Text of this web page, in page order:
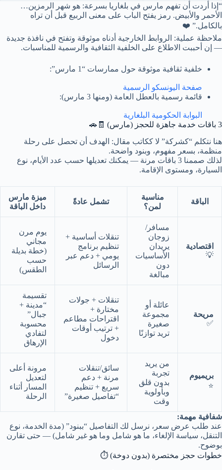
“إذا أردت أن تفهم مارس في بلغاريا بسرعة: هو شهر الرمزين…
الأحمر والأبيض. رمز يفتح الباب على معنى الربيع قبل أن تراه
بالكامل.” ❤️
ملاحظة عملية: الروابط الخارجية أدناه موثوقة وتفتح في نافذة جديدة
— إن أحببت الاطلاع على الخلفية الثقافية والرسمية للمناسبات.
خلفية ثقافية موثوقة حول ممارسات “1 مارس”:
صفحة اليونسكو الرسمية
قائمة رسمية بالعطل العامة (ومنها 3 مارس):
البوابة الحكومية البلغارية
3 باقات خدمة جاهزة للحجز (مارس) 🧾🚗
هنا نتكلم “كشركة” لا ككاتب مقال: الهدف أن تحصل على رحلة
منظمة، بسعر مفهوم، وبنود واضحة.
لذلك صممنا 3 باقات مرنة — يمكنك تعديلها حسب عدد الأيام، نوع
السيارة، ومستوى الإقامة.
الباقة
مناسبة
لمن؟
تشمل عادةً
ميزة مارس
داخل الباقة
اقتصادية
💡
مسافر/
زوجان
يريدان
الأساسيات
دون
مبالغة
تنقلات أساسية +
تنظيم برنامج
يومي + دعم عبر
الرسائل
يوم مرن
مجاني
(خطة بديلة
حسب
الطقس)
مريحة
✅
عائلة أو
مجموعة
صغيرة
تريد توازنًا
تنقلات + جولات
مختارة +
اقتراحات مطاعم
+ ترتيب أوقات
دخول
تقسيمة
“مدينة +
جبال”
محسوبة
لتفادي
الإرهاق
بريميوم
⭐
من يريد
تجربة
بدون قلق
وبأولوية
وقت
سائق/تنقلات
مرنة + دعم
سريع + تنظيم
“تفاصيل صغيرة”
مرونة أعلى
لتعديل
المسار أثناء
الرحلة
شفافية مهمة:
عند طلب عرض سعر، نرسل لك التفاصيل “ببنود” (مدة الخدمة، نوع
التنقل، سياسة الإلغاء، ما هو شامل وما هو غير شامل) — حتى تقارن
بوضوح.
خطوات حجز مختصرة (بدون دوخة) ⏱️